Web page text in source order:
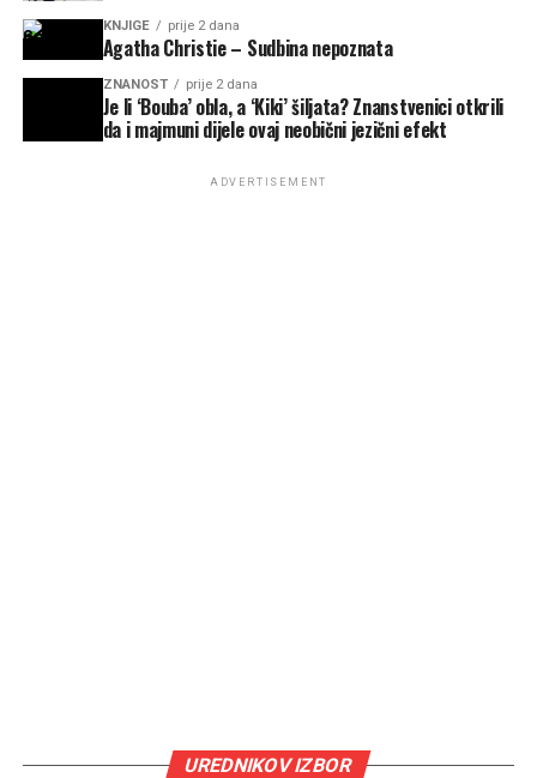
KNJIGE prije 2 dana
Agatha Christie – Sudbina nepoznata
ZNANOST prije 2 dana
Je li ‘Bouba’ obla, a ‘Kiki’ šiljata? Znanstvenici otkrili
da i majmuni dijele ovaj neobični jezični efekt
ADVERTISEMENT
UREDNIKOV IZBOR